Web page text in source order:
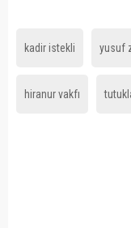
kadir istekli yusuf
hiranur vakfı